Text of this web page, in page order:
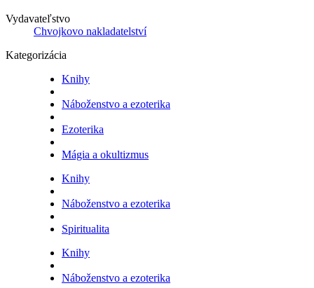
Vydavateľstvo
Chvojkovo nakladatelství
Kategorizácia
Knihy
Náboženstvo a ezoterika
Ezoterika
Mágia a okultizmus
Knihy
Náboženstvo a ezoterika
Spiritualita
Knihy
Náboženstvo a ezoterika